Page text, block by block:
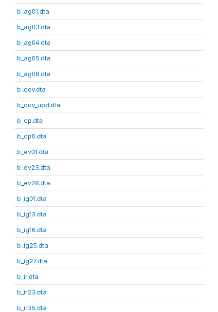
b_ag01.dta
b_ag03.dta
b_ag04.dta
b_ag05.dta
b_ag06.dta
b_cov.dta
b_cov_upd.dta
b_cp.dta
b_cp0.dta
b_ev01.dta
b_ev23.dta
b_ev28.dta
b_ig01.dta
b_ig13.dta
b_ig16.dta
b_ig25.dta
b_ig27.dta
b_ir.dta
b_ir23.dta
b_ir35.dta